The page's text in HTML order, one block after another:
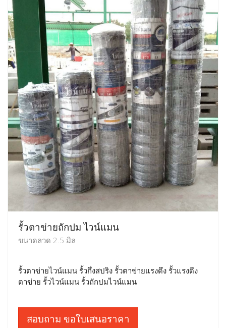
รั้วตาข่ายถักปม ไวน์แมน
ขนาดลวด 2.5 มิล
รั้วตาข่ายไวน์แมน รั้วกึ่งสปริง รั้วตาข่ายแรงดึง รั้วแรงดึง
ตาข่าย รั้วไวน์แมน รั้วถักปมไวน์แมน
สอบถาม ขอใบเสนอราคา